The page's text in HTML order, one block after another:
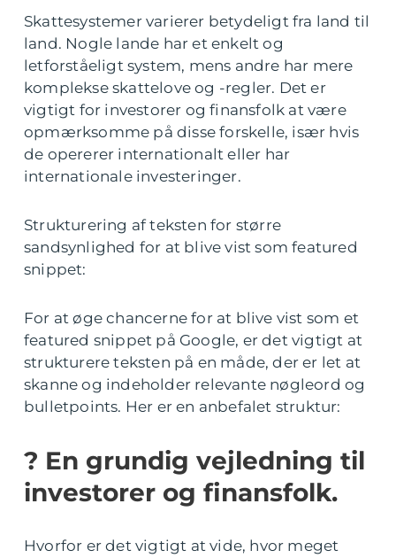
Skattesystemer varierer betydeligt fra land til
land. Nogle lande har et enkelt og
letforståeligt system, mens andre har mere
komplekse skattelove og -regler. Det er
vigtigt for investorer og finansfolk at være
opmærksomme på disse forskelle, især hvis
de opererer internationalt eller har
internationale investeringer.
Strukturering af teksten for større
sandsynlighed for at blive vist som featured
snippet:
For at øge chancerne for at blive vist som et
featured snippet på Google, er det vigtigt at
strukturere teksten på en måde, der er let at
skanne og indeholder relevante nøgleord og
bulletpoints. Her er en anbefalet struktur:
? En grundig vejledning til
investorer og finansfolk.
Hvorfor er det vigtigt at vide, hvor meget